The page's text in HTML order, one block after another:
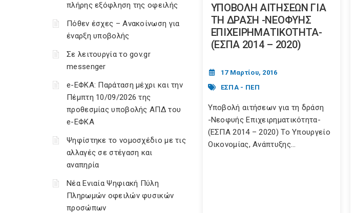
πλήρης εξόφληση της οφειλής
Πόθεν έσχες – Ανακοίνωση για
έναρξη υποβολής
Σε λειτουργία το gov.gr
messenger
e-ΕΦΚΑ: Παράταση μέχρι και την
Πέμπτη 10/09/2026 της
προθεσμίας υποβολής ΑΠΔ του
e-ΕΦΚΑ
Ψηφίστηκε το νομοσχέδιο με τις
αλλαγές σε στέγαση και
αναπηρία
Νέα Ενιαία Ψηφιακή Πύλη
Πληρωμών οφειλών φυσικών
προσώπων
ΥΠΟΒΟΛΗ ΑΙΤΗΣΕΩΝ ΓΙΑ
ΤΗ ΔΡΑΣΗ -ΝΕΟΦΥΗΣ
ΕΠΙΧΕΙΡΗΜΑΤΙΚΟΤΗΤΑ-
(ΕΣΠΑ 2014 – 2020)
17 Μαρτίου, 2016
ΕΣΠΑ - ΠΕΠ
Υποβολή αιτήσεων για τη δράση
-Νεοφυής Επιχειρηματικότητα-
(ΕΣΠΑ 2014 – 2020) Το Υπουργείο
Οικονομίας, Ανάπτυξης...